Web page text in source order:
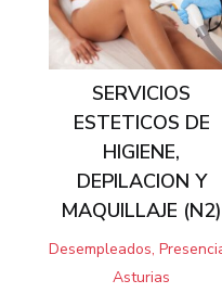
SERVICIOS
ESTETICOS DE
HIGIENE,
DEPILACION Y
MAQUILLAJE (N2)
Desempleados,
Asturias